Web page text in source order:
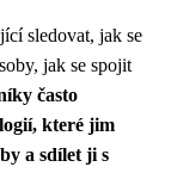
sledovat, jak se
jak se spojit
často
které jim
a sdílet ji s